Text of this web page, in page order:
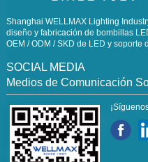
Shanghai WELLMAX Lighting
diseño y fabricación de bombillas
OEM / ODM / SKD de LED y soporte
SOCIAL MEDIA
Medios de Comunicación